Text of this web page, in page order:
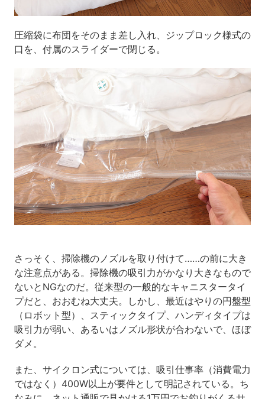
圧縮袋に布団をそのまま差し入れ、ジップロック様式の
口を、付属のスライダーで閉じる。
さっそく、掃除機のノズルを取り付けて……の前に大き
な注意点がある。掃除機の吸引力がかなり大きなもので
ないとNGなのだ。従来型の一般的なキャニスタータイ
プだと、おおむね大丈夫。しかし、最近はやりの円盤型
（ロボット型）、スティックタイプ、ハンディタイプは
吸引力が弱い、あるいはノズル形状が合わないで、ほぼ
ダメ。
また、サイクロン式については、吸引仕事率（消費電力
ではなく）400W以上が要件として明記されている。ち